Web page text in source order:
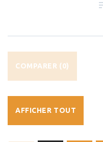
COMPARER (0)
AFFICHER TOUT